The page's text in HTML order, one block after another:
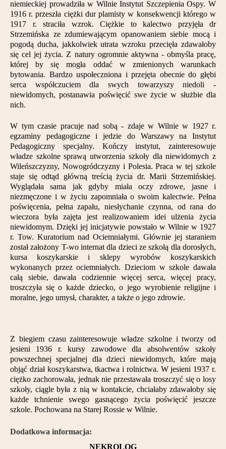
niemieckiej prowadziła w Wilnie Instytut Szczepienia Ospy. W
1916 r. przeszła ciężki dur plamisty w konsekwencji którego w
1917 r. straciła wzrok. Ciężkie to kalectwo przyjęła dr
Strzemińska ze zdumiewającym opanowaniem siebie mocą i
pogodą ducha, jakkolwiek utrata wzroku przecięła zdawałoby
się cel jej życia. Z natury ogromnie aktywna - obmyśla pracę,
której by się mogła oddać w zmienionych warunkach
bytowania. Bardzo uspołeczniona i przejęta obecnie do głębi
serca współczuciem dla swych towarzyszy niedoli -
niewidomych, postanawia poświęcić swe życie w służbie dla
nich.
W tym czasie pracuje nad sobą - zdaje w Wilnie w 1927 r.
egzaminy pedagogiczne i jedzie do Warszawy na Instytut
Pedagogiczny specjalny. Kończy instytut, zainteresowuje
władze szkolne sprawą utworzenia szkoły dla niewidomych z
Wileńszczyzny, Nowogródczyzny i Polesia. Praca w tej szkole
staje się odtąd główną treścią życia dr. Marii Strzemińskiej.
Wyglądała sama jak gdyby miała oczy zdrowe, jasne i
niezmęczone i w życiu zapomniała o swoim kalectwie. Pełna
poświęcenia, pełna zapału, niesłychanie czynna, od rana do
wieczora była zajęta jest realizowaniem idei ulżenia życia
niewidomym. Dzięki jej inicjatywie powstało w Wilnie w 1927
r. Tow. Kuratorium nad Ociemniałymi. Głównie jej staraniem
został założony T-wo internat dla dzieci ze szkołą dla dorosłych,
kursa koszykarskie i sklepy wyrobów koszykarskich
wykonanych przez ociemniałych. Dzieciom w szkole dawała
całą siebie, dawała codziennie więcej serca, więcej pracy,
troszczyła się o każde dziecko, o jego wyrobienie religijne i
moralne, jego umysł, charakter, a także o jego zdrowie.
Z biegiem czasu zainteresowuje władze szkolne i tworzy od
jesieni 1936 r. kursy zawodowe dla absolwentów szkoły
powszechnej specjalnej dla dzieci niewidomych, które mają
objąć dział koszykarstwa, tkactwa i rolnictwa. W jesieni 1937 r.
ciężko zachorowała, jednak nie przestawała troszczyć się o losy
szkoły, ciągle była z nią w kontakcie, chciałaby zdawałoby się
każde tchnienie swego gasnącego życia poświęcić jeszcze
szkole. Pochowana na Starej Rossie w Wilnie.
Dodatkowa informacja:
NEKROLOG